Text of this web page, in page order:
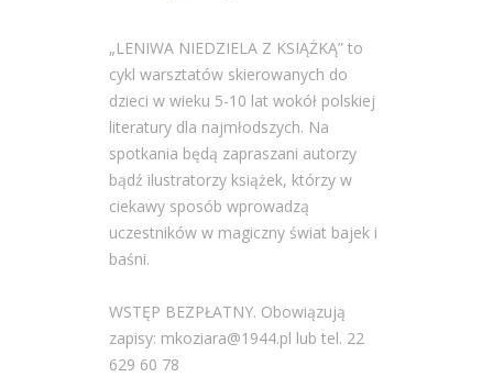
„LENIWA NIEDZIELA Z KSIĄŻKĄ” to
cykl warsztatów skierowanych do
dzieci w wieku 5-10 lat wokół polskiej
literatury dla najmłodszych. Na
spotkania będą zapraszani autorzy
bądź ilustratorzy książek, którzy w
ciekawy sposób wprowadzą
uczestników w magiczny świat bajek i
baśni.
WSTĘP BEZPŁATNY. Obowiązują
zapisy: mkoziara@1944.pl lub tel. 22
629 60 78